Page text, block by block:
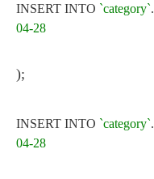
INSERT INTO `category`.
04-28
);
INSERT INTO `category`.
04-28